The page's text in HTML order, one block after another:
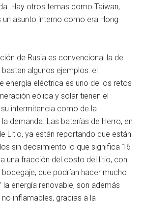
Hay otros temas como Taiwan,
un asunto interno como era Hong
de Rusia es convencional la de
bastan algunos ejemplos: el
energía eléctrica es uno de los retos
eólica y solar tienen el
intermitencia como de la
demanda. Las baterías de Herro, en
Litio, ya están reportando que están
sin decaimiento lo que significa 16
una fracción del costo del litio, con
que podrían hacer mucho
la energía renovable, son además
inflamables, gracias a la